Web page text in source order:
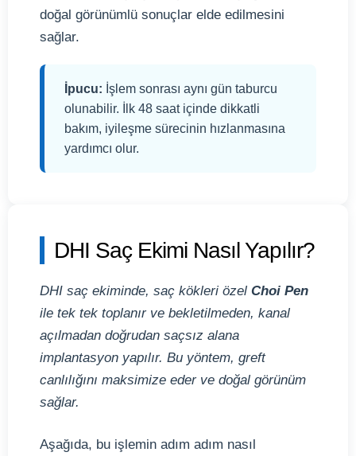
doğal görünümlü sonuçlar elde edilmesini
sağlar.
İpucu: İşlem sonrası aynı gün taburcu
olunabilir. İlk 48 saat içinde dikkatli
bakım, iyileşme sürecinin hızlanmasına
yardımcı olur.
DHI Saç Ekimi Nasıl Yapılır?
DHI saç ekiminde, saç kökleri özel Choi Pen
ile tek tek toplanır ve bekletilmeden, kanal
açılmadan doğrudan saçsız alana
implantasyon yapılır. Bu yöntem, greft
canlılığını maksimize eder ve doğal görünüm
sağlar.
Aşağıda, bu işlemin adım adım nasıl